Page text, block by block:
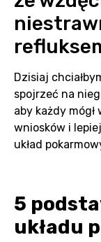
Dzisiaj
spojrzeć na
aby każdy
wniosków i
układ
5
układu